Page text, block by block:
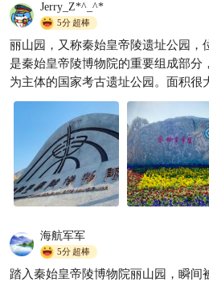
忠告！去兵马俑先看这个，少
走2小时冤枉路
丸子导游 8190
Jerry_Z*^_^*
5分超棒
丽山园，又称秦始皇帝陵遗址公园，
是秦始皇帝陵博物院的重要组成部分
为主体的国家考古遗址公园。面积很
观包括高大的封土堆、地下宫殿遗
厚重，适合慢慢看，仔细了解，非常
海航军军
5分超棒
踏入秦始皇帝陵博物院丽山园，瞬间